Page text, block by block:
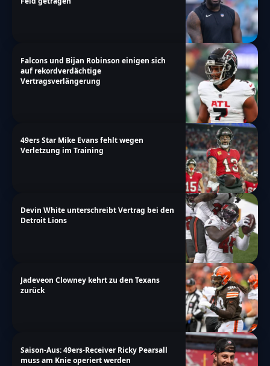
Falcons und Bijan Robinson einigen sich
auf rekordverdächtige
Vertragsverlängerung
49ers Star Mike Evans fehlt wegen
Verletzung im Training
Devin White unterschreibt Vertrag bei den
Detroit Lions
Jadeveon Clowney kehrt zu den Texans
zurück
Saison-Aus: 49ers-Receiver Ricky Pearsall
muss am Knie operiert werden